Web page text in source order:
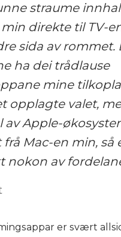
straume
direkte til TV-
sida av rommet.
ha dei trådlause
mine
opplagte valet,
av Apple-
Mac-en min, så
nokon av
er svært